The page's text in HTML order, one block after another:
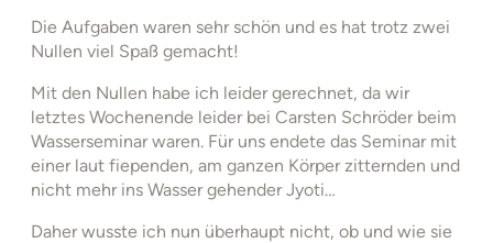
Die Aufgaben waren sehr schön und es hat trotz zwei
Nullen viel Spaß gemacht!
Mit den Nullen habe ich leider gerechnet, da wir
letztes Wochenende leider bei Carsten Schröder beim
Wasserseminar waren. Für uns endete das Seminar mit
einer laut fiependen, am ganzen Körper zitternden und
nicht mehr ins Wasser gehender Jyoti…
Daher wusste ich nun überhaupt nicht, ob und wie sie